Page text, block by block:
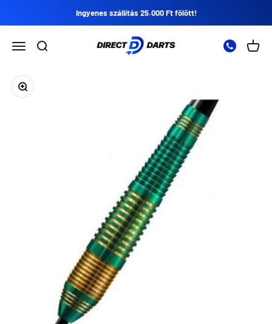
Ingyenes szállítás 25.000 Ft fölött!
Nyissa meg a navigációs menüt
Nyissa meg a keresést
Direct Darts
Zoomolás